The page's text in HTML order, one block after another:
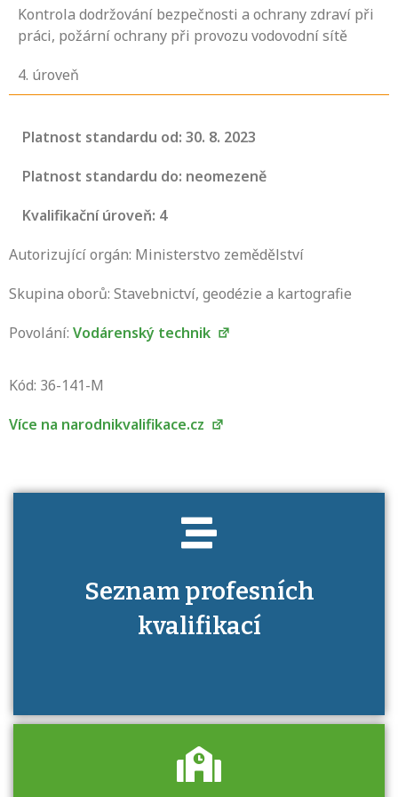
Kontrola dodržování bezpečnosti a ochrany zdraví při
práci, požární ochrany při provozu vodovodní sítě
4. úroveň
Platnost standardu od: 30. 8. 2023
Platnost standardu do: neomezeně
Kvalifikační úroveň: 4
Autorizující orgán: Ministerstvo zemědělství
Skupina oborů: Stavebnictví, geodézie a kartografie
Povolání: Vodárenský technik
Kód: 36-141-M
Více na narodnikvalifikace.cz
Seznam profesních
kvalifikací
Víte, jaké dovednosti musíte pro danou